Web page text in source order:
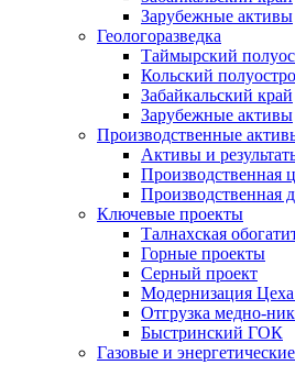
Зарубежные активы
Геологоразведка
Таймырский
Кольский
Забайкальский край
Зарубежные активы
Производственные
Активы и
Производственная
Производственная
Ключевые проекты
Талнахская
Горные проекты
Серный проект
Модернизация Цеха
Отгрузка медно-
Быстринский ГОК
Газовые и